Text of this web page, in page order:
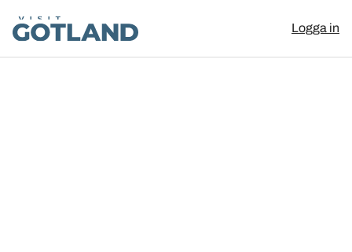
Visit Gotland
Logga in